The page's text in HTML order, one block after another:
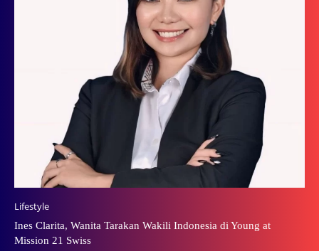
Lifestyle
Ines Clarita, Wanita Tarakan Wakili Indonesia di Young at
Mission 21 Swiss